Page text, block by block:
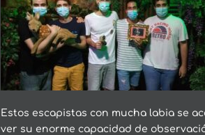
Estos escapistas con mucha labia se
ver su enorme capacidad de